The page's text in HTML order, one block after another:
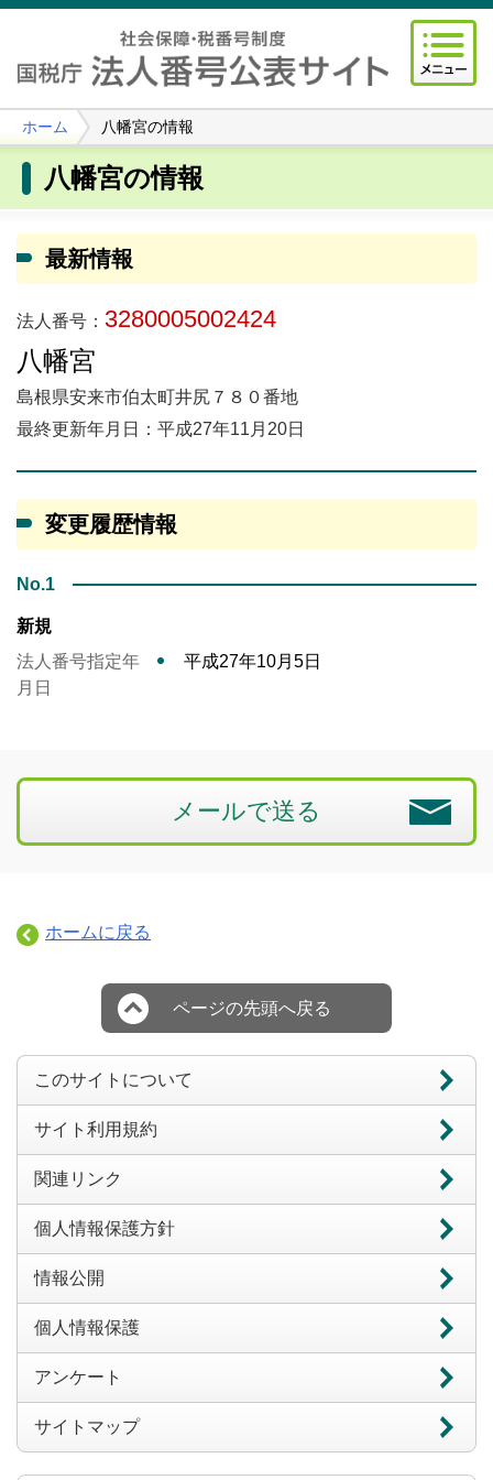
ホーム 八幡宮の情報
八幡宮の情報
最新情報
法人番号： 3280005002424
八幡宮
島根県安来市伯太町井尻７８０番地
最終更新年月日：平成27年11月20日
変更履歴情報
No.1
新規
法人番号指定年
月日
平成27年10月5日
メールで送る
ホームに戻る
ページの先頭へ戻る
このサイトについて
サイト利用規約
関連リンク
個人情報保護方針
情報公開
個人情報保護
アンケート
サイトマップ